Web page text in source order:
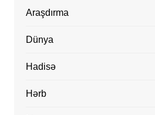
Araşdırma
Dünya
Hadisə
Hərb